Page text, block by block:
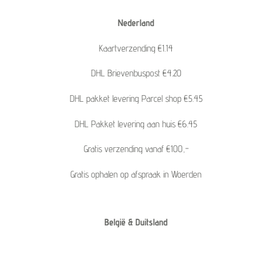
Nederland
Kaartverzending €1.14
DHL Brievenbuspost €4.20
DHL pakket levering Parcel shop €5.45
DHL Pakket levering aan huis €6.45
Gratis verzending vanaf €100,-
Gratis ophalen op afspraak in Woerden
België & Duitsland